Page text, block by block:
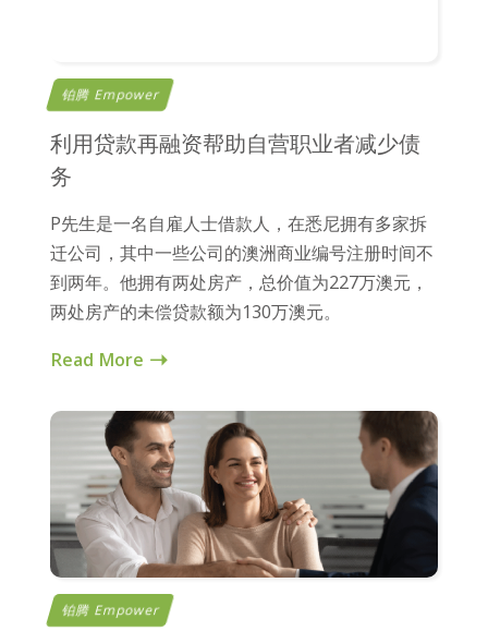
铂腾 Empower
利用贷款再融资帮助自营职业者减少债
务
P先生是一名自雇人士借款人，在悉尼拥有多家拆
迁公司，其中一些公司的澳洲商业编号注册时间不
到两年。他拥有两处房产，总价值为227万澳元，
两处房产的未偿贷款额为130万澳元。
Read More
铂腾 Empower